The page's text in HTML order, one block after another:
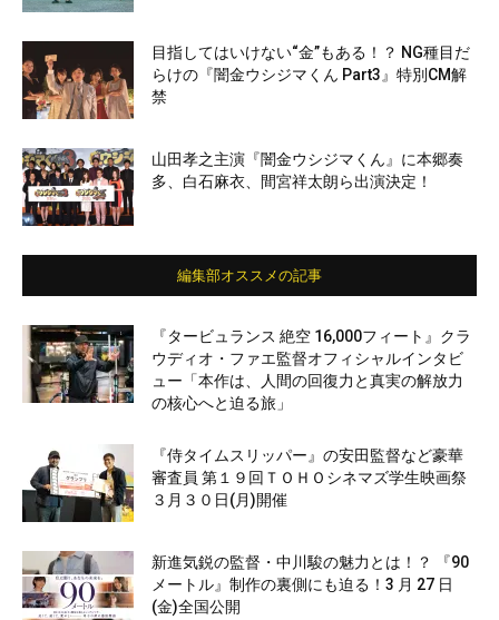
目指してはいけない“金”もある！？ NG種目だ
らけの『闇金ウシジマくん Part3』特別CM解
禁
山田孝之主演『闇金ウシジマくん』に本郷奏
多、白石麻衣、間宮祥太朗ら出演決定！
編集部オススメの記事
『タービュランス 絶空 16,000フィート』クラ
ウディオ・ファエ監督オフィシャルインタビ
ュー「本作は、人間の回復力と真実の解放力
の核心へと迫る旅」
『侍タイムスリッパー』の安田監督など豪華
審査員 第１９回ＴＯＨＯシネマズ学生映画祭
３月３０日(月)開催
新進気鋭の監督・中川駿の魅力とは！？ 『90
メートル』制作の裏側にも迫る！3 月 27 日
(金)全国公開